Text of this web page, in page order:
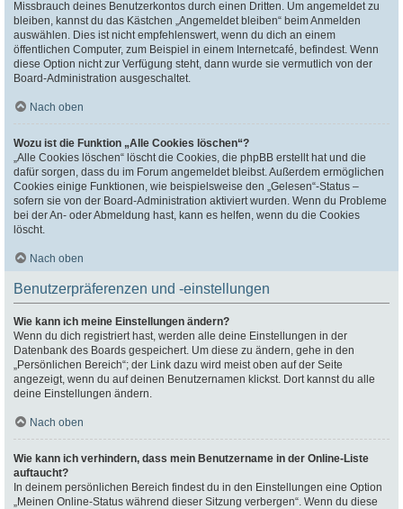
Missbrauch deines Benutzerkontos durch einen Dritten. Um angemeldet zu
bleiben, kannst du das Kästchen „Angemeldet bleiben“ beim Anmelden
auswählen. Dies ist nicht empfehlenswert, wenn du dich an einem
öffentlichen Computer, zum Beispiel in einem Internetcafé, befindest. Wenn
diese Option nicht zur Verfügung steht, dann wurde sie vermutlich von der
Board-Administration ausgeschaltet.
Nach oben
Wozu ist die Funktion „Alle Cookies löschen“?
„Alle Cookies löschen“ löscht die Cookies, die phpBB erstellt hat und die
dafür sorgen, dass du im Forum angemeldet bleibst. Außerdem ermöglichen
Cookies einige Funktionen, wie beispielsweise den „Gelesen“-Status –
sofern sie von der Board-Administration aktiviert wurden. Wenn du Probleme
bei der An- oder Abmeldung hast, kann es helfen, wenn du die Cookies
löscht.
Nach oben
Benutzerpräferenzen und -einstellungen
Wie kann ich meine Einstellungen ändern?
Wenn du dich registriert hast, werden alle deine Einstellungen in der
Datenbank des Boards gespeichert. Um diese zu ändern, gehe in den
„Persönlichen Bereich“; der Link dazu wird meist oben auf der Seite
angezeigt, wenn du auf deinen Benutzernamen klickst. Dort kannst du alle
deine Einstellungen ändern.
Nach oben
Wie kann ich verhindern, dass mein Benutzername in der Online-Liste
auftaucht?
In deinem persönlichen Bereich findest du in den Einstellungen eine Option
„Meinen Online-Status während dieser Sitzung verbergen“. Wenn du diese